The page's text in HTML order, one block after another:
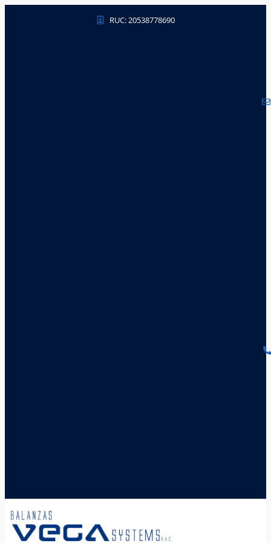
RUC: 20538778690